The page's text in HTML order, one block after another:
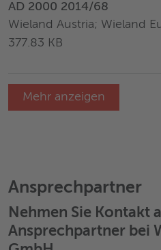
AD 2000 2014/68
Wieland Austria; Wieland
377.83 KB
Mehr anzeigen
Ansprechpartner
Nehmen Sie Kontakt
Ansprechpartner bei